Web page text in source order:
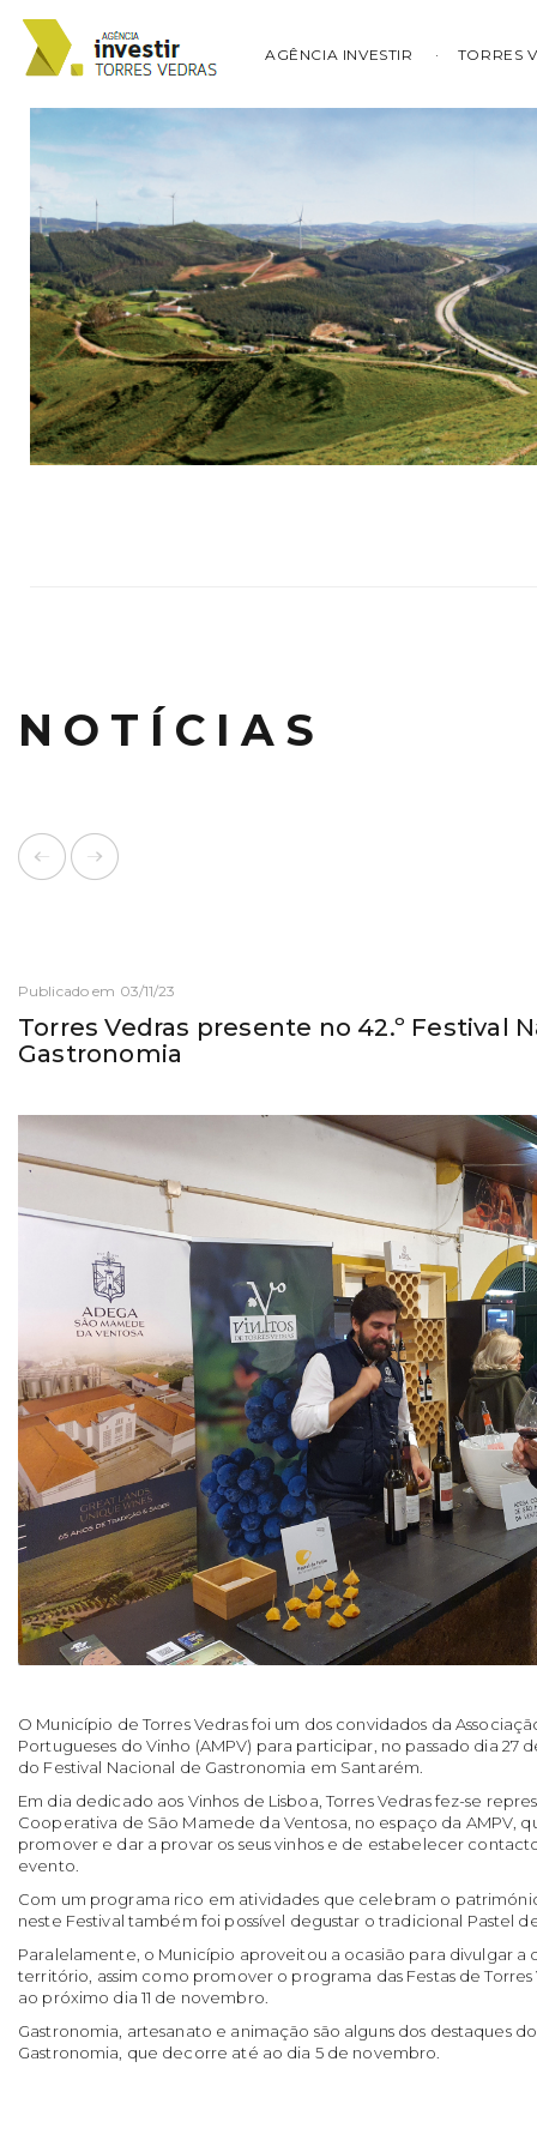
AGÊNCIA INVESTIR TORRES
NOTÍCIAS
Publicado em 03/11/23
Torres Vedras presente no 42.º Festival
Gastronomia
O Município de Torres Vedras foi um dos convidados da
Portugueses do Vinho (AMPV) para participar, no passado dia 27
do Festival Nacional de Gastronomia em Santarém.
Em dia dedicado aos Vinhos de Lisboa, Torres Vedras fez-se
Cooperativa de São Mamede da Ventosa, no espaço da AMPV,
promover e dar a provar os seus vinhos e de estabelecer
evento.
Com um programa rico em atividades que celebram o
neste Festival também foi possível degustar o tradicional Pastel
Paralelamente, o Município aproveitou a ocasião para divulgar a
território, assim como promover o programa das Festas de
ao próximo dia 11 de novembro.
Gastronomia, artesanato e animação são alguns dos destaques
Gastronomia, que decorre até ao dia 5 de novembro.